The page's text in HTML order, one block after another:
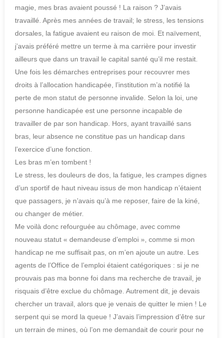
magie, mes bras avaient poussé ! La raison ? J’avais
travaillé. Après mes années de travail; le stress, les tensions
dorsales, la fatigue avaient eu raison de moi. Et naïvement,
j’avais préféré mettre un terme à ma carrière pour investir
ailleurs que dans un travail le capital santé qu’il me restait.
Une fois les démarches entreprises pour recouvrer mes
droits à l’allocation handicapée, l’institution m’a notifié la
perte de mon statut de personne invalide. Selon la loi, une
personne handicapée est une personne incapable de
travailler de par son handicap. Hors, ayant travaillé sans
bras, leur absence ne constitue pas un handicap dans
l’exercice d’une fonction.
Les bras m’en tombent !
Le stress, les douleurs de dos, la fatigue, les crampes dignes
d’un sportif de haut niveau issus de mon handicap n’étaient
que passagers, je n’avais qu’à me reposer, faire de la kiné,
ou changer de métier.
Me voilà donc refourguée au chômage, avec comme
nouveau statut « demandeuse d’emploi », comme si mon
handicap ne me suffisait pas, on m’en ajoute un autre. Les
agents de l’Office de l’emploi étaient catégoriques : si je ne
prouvais pas ma bonne foi dans ma recherche de travail, je
risquais d’être exclue du chômage. Autrement dit, je devais
chercher un travail, alors que je venais de quitter le mien ! Le
serpent qui se mord la queue ! J’avais l’impression d’être sur
un terrain de mines, où l’on me demandait de courir pour ne